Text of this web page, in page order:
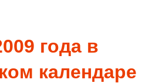
года в
календаре